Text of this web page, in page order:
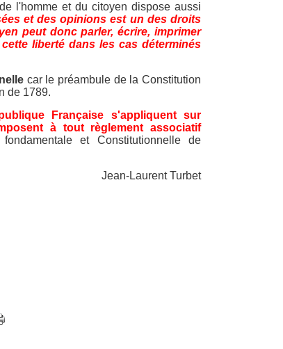
l'homme et du citoyen dispose aussi
et des opinions est un des droits
peut donc parler, écrire, imprimer
liberté dans les cas déterminés
car le préambule de la Constitution
de 1789.
Française s'appliquent sur
à tout règlement associatif
et Constitutionnelle de
Jean-Laurent Turbet